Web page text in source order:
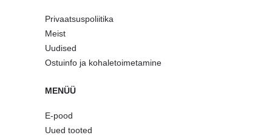
Privaatsuspoliitika
Meist
Uudised
Ostuinfo ja kohaletoimetamine
MENÜÜ
E-pood
Uued tooted